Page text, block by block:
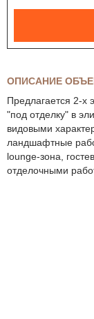
ОПИСАНИЕ
Предлагается 2-х
"под отделку" в
видовыми
ландшафтные
lounge-зона,
отделочными